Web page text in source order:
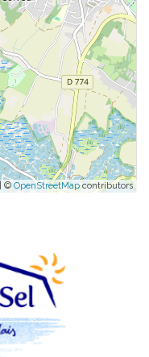
| © OpenStreetMapcontributors